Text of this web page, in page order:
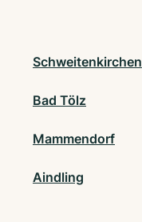
Schweitenkirchen
Bad Tölz
Mammendorf
Aindling